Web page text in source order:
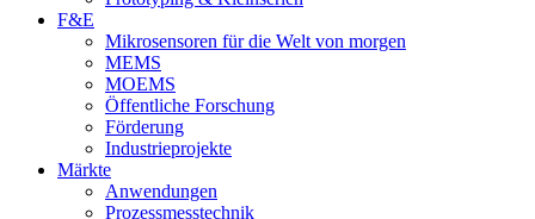
F&E
Mikrosensoren für die Welt von morgen
MEMS
MOEMS
Öffentliche Forschung
Förderung
Industrieprojekte
Märkte
Anwendungen
Prozessmesstechnik